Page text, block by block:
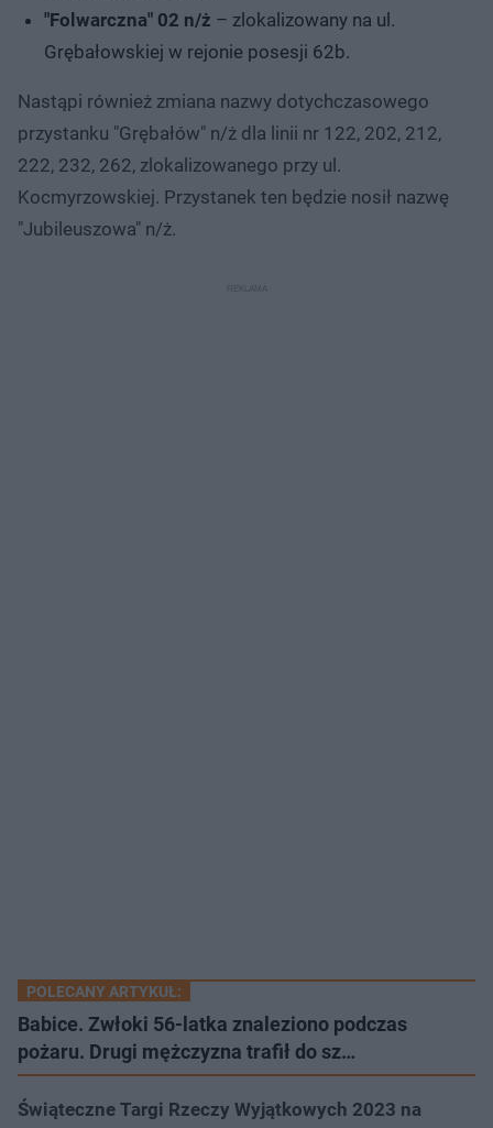
"Folwarczna" 02 n/ż – zlokalizowany na ul.
Grębałowskiej w rejonie posesji 62b.
Nastąpi również zmiana nazwy dotychczasowego
przystanku "Grębałów" n/ż dla linii nr 122, 202, 212,
222, 232, 262, zlokalizowanego przy ul.
Kocmyrzowskiej. Przystanek ten będzie nosił nazwę
"Jubileuszowa" n/ż.
POLECANY ARTYKUŁ:
Babice. Zwłoki 56-latka znaleziono podczas
pożaru. Drugi mężczyzna trafił do sz…
Świąteczne Targi Rzeczy Wyjątkowych 2023 na